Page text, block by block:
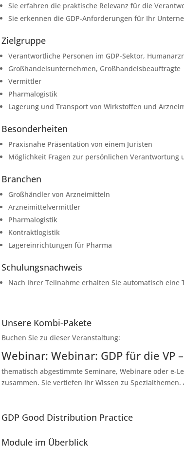
Sie erfahren die praktische Relevanz für die
Sie erkennen die GDP-Anforderungen für Ihr
Zielgruppe
Verantwortliche Personen im GDP-Sektor,
Großhandelsunternehmen, Großhandelsbeauftragte
Vermittler
Pharmalogistik
Lagerung und Transport von Wirkstoffen und
Besonderheiten
Praxisnahe Präsentation von einem Juristen
Möglichkeit Fragen zur persönlichen Verantwortung
Branchen
Großhändler von Arzneimitteln
Arzneimittelvermittler
Pharmalogistik
Kontraktlogistik
Lagereinrichtungen für Pharma
Schulungsnachweis
Nach Ihrer Teilnahme erhalten Sie automatisch eine
Unsere Kombi-Pakete
Buchen Sie zu dieser Veranstaltung:
Webinar: Webinar: GDP für die VP
thematisch abgestimmte Seminare, Webinare oder e-
zusammen. Sie vertiefen Ihr Wissen zu
GDP Good Distribution Practice
Module im Überblick